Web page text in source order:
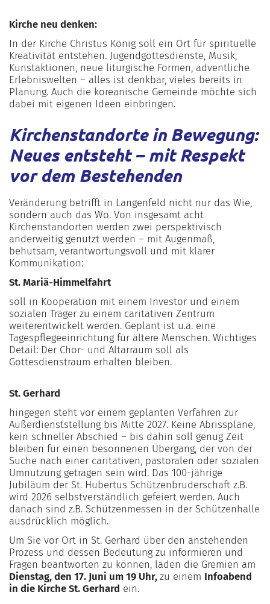
Kirche neu denken:
In der Kirche Christus König soll ein Ort für spirituelle
Kreativität entstehen. Jugendgottesdienste, Musik,
Kunstaktionen, neue liturgische Formen, adventliche
Erlebniswelten – alles ist denkbar, vieles bereits in
Planung. Auch die koreanische Gemeinde möchte sich
dabei mit eigenen Ideen einbringen.
Kirchenstandorte in Bewegung:
Neues entsteht – mit Respekt
vor dem Bestehenden
Veränderung betrifft in Langenfeld nicht nur das Wie,
sondern auch das Wo. Von insgesamt acht
Kirchenstandorten werden zwei perspektivisch
anderweitig genutzt werden – mit Augenmaß,
behutsam, verantwortungsvoll und mit klarer
Kommunikation:
St. Mariä-Himmelfahrt
soll in Kooperation mit einem Investor und einem
sozialen Träger zu einem caritativen Zentrum
weiterentwickelt werden. Geplant ist u.a. eine
Tagespflegeeinrichtung für ältere Menschen. Wichtiges
Detail: Der Chor- und Altarraum soll als
Gottesdienstraum erhalten bleiben.
St. Gerhard
hingegen steht vor einem geplanten Verfahren zur
Außerdienststellung bis Mitte 2027. Keine Abrisspläne,
kein schneller Abschied – bis dahin soll genug Zeit
bleiben für einen besonnenen Übergang, der von der
Suche nach einer caritativen, pastoralen oder sozialen
Umnutzung getragen sein wird. Das 100-jährige
Jubiläum der St. Hubertus Schützenbruderschaft z.B.
wird 2026 selbstverständlich gefeiert werden. Auch
danach sind z.B. Schützenmessen in der Schützenhalle
ausdrücklich möglich.
Um Sie vor Ort in St. Gerhard über den anstehenden
Prozess und dessen Bedeutung zu informieren und
Fragen beantworten zu können, laden die Gremien am
Dienstag, den 17. Juni um 19 Uhr, zu einem Infoabend
in die Kirche St. Gerhard ein.